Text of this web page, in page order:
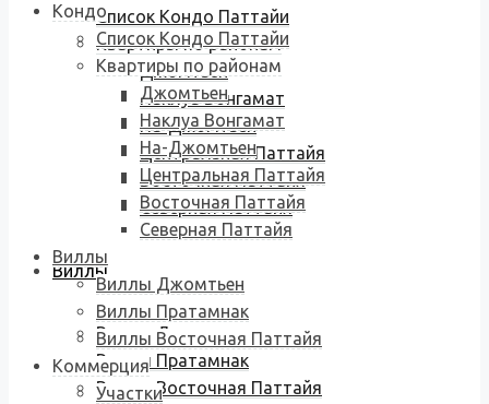
Список Кондо Паттайи
Квартиры по районам
Джомтьен
Наклуа Вонгамат
На-Джомтьен
Центральная Паттайя
Восточная Паттайя
Северная Паттайя
Виллы
Виллы Джомтьен
Виллы Пратамнак
Виллы Восточная Паттайя
Кондо
Список Кондо Паттайи
Квартиры по районам
Джомтьен
Наклуа Вонгамат
На-Джомтьен
Центральная Паттайя
Восточная Паттайя
Северная Паттайя
Виллы
Виллы Джомтьен
Виллы Пратамнак
Виллы Восточная Паттайя
Коммерция
Участки